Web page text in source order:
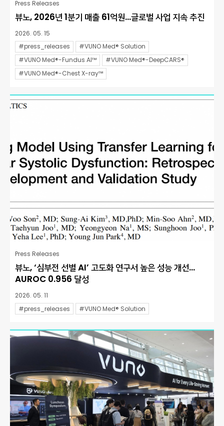
Press Releases
뷰노, 2026년 1분기 매출 61억원…글로벌 사업 지속 추진
2026. 05. 15
#press_releases
#VUNO Med® Solution
#VUNO Med®-Fundus AI™
#VUNO Med®-DeepCARS®
#VUNO Med®-Chest X-ray™
Press Releases
뷰노, ‘심부전 선별 AI’ 고도화 연구서 높은 성능 개선…
AUROC 0.956 달성
2026. 05. 11
#press_releases
#VUNO Med® Solution